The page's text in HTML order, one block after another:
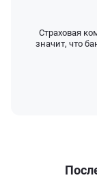
Страховая
значит, что